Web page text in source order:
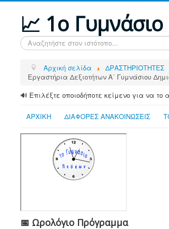
📈 1ο
Αναζήτηση...
Αρχική σελίδα ΔΡΑΣΤΗΡΙΟΤΗΤΕΣ
Εργαστήρια Δεξιοτήτων Α΄ Γυμνάσιου
🔊 Επιλέξτε οποιοδήποτε κείμενο για να το
ΑΡΧΙΚΗ ΔΙΑΦΟΡΕΣ ΑΝΑΚΟΙΝΩΣΕΙΣ
📅 Ωρολόγιο Πρόγραμμα